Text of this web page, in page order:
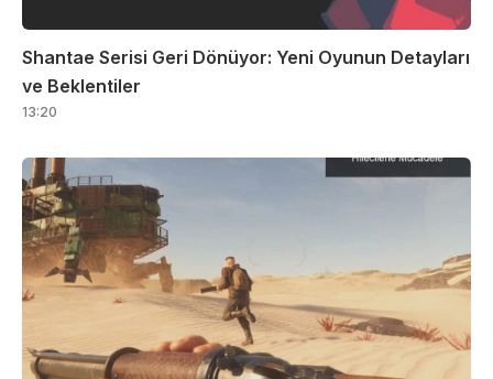
Shantae Serisi Geri Dönüyor: Yeni Oyunun Detayları
ve Beklentiler
13:20